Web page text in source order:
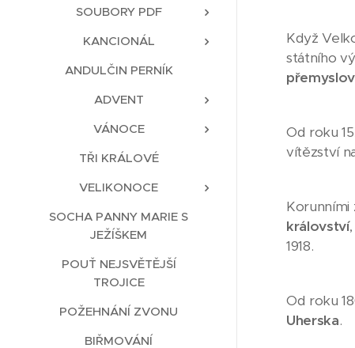
SOUBORY PDF
KANCIONÁL
ANDULČIN PERNÍK
ADVENT
VÁNOCE
TŘI KRÁLOVÉ
VELIKONOCE
SOCHA PANNY MARIE S
JEŽÍŠKEM
POUŤ NEJSVĚTĚJŠÍ
TROJICE
POŽEHNÁNÍ ZVONU
BIŘMOVÁNÍ
Když
státního
Od roku
vítězství
Korunními
království,
1918.
Od roku
Uherska.